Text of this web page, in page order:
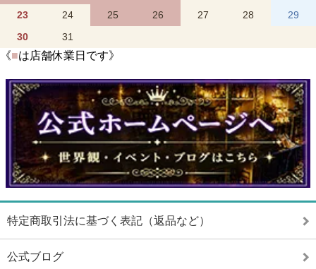
23
24 25 26 27 28
29
30
31
《■は店舗休業日です》
特定商取引法に基づく表記（返品など）
公式ブログ